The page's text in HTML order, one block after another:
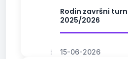
Rodin završni
2025/2026
15-06-2026